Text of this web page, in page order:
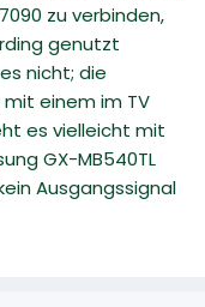
zu verbinden,
genutzt
nicht; die
einem im TV
es vielleicht mit
GX-MB540TL
Ausgangssignal